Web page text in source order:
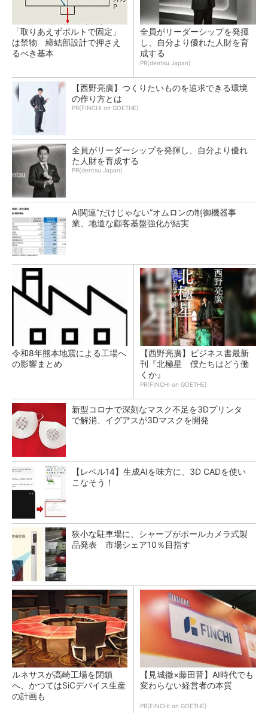
「取りあえずボルトで固定」
は禁物 締結部設計で押さえ
るべき基本
全員がリーダーシップを発揮
し、自分より優れた人財を育
成する
PR(dentsu Japan)
【西野亮廣】つくりたいものを追求できる環境
の作り方とは
PR(FINCHI on GOETHE)
全員がリーダーシップを発揮し、自分より優れ
た人財を育成する
PR(dentsu Japan)
AI関連“だけじゃない”オムロンの制御機器事
業、地道な顧客基盤強化が結実
令和8年熊本地震による工場へ
の影響まとめ
【西野亮廣】ビジネス書最新
刊『北極星 僕たちはどう働
くか』
PR(FINCHI on GOETHE)
新型コロナで深刻なマスク不足を3Dプリンタ
で解消、イグアスが3Dマスクを開発
【レベル14】生成AIを味方に、3D CADを使い
こなそう！
狭小な駐車場に、シャープがポールカメラ式製
品発表 市場シェア10％目指す
ルネサスが高崎工場を閉鎖
へ、かつてはSiCデバイス生産
の計画も
【見城徹×藤田晋】AI時代でも
変わらない経営者の本質
PR(FINCHI on GOETHE)